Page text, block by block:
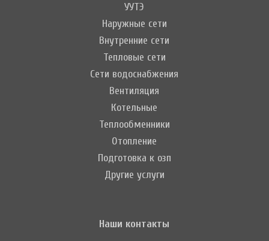
УУТЭ
Наружные сети
Внутренние сети
Тепловые сети
Сети водоснабжения
Вентиляция
Котельные
Теплообменники
Отопление
Подготовка к озп
Другие услуги
Наши контакты